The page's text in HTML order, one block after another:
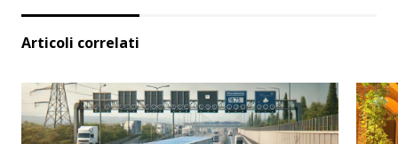
Articoli correlati